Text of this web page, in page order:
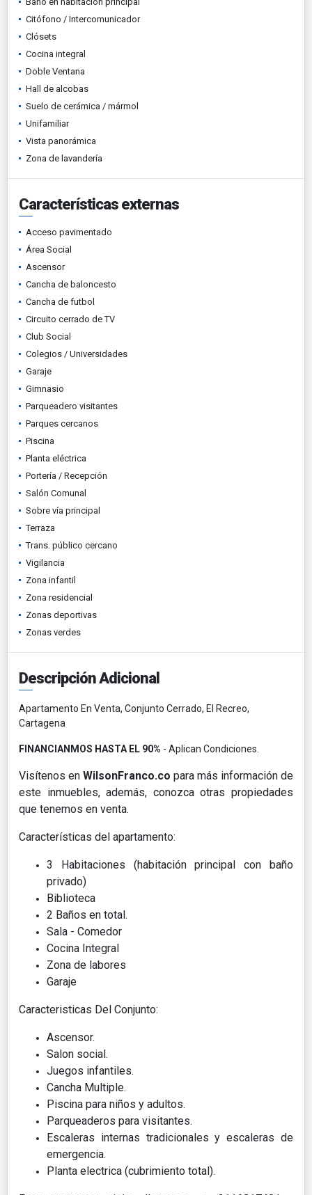
Citófono / Intercomunicador
Clósets
Cocina integral
Doble Ventana
Hall de alcobas
Suelo de cerámica / mármol
Unifamiliar
Vista panorámica
Zona de lavandería
Características externas
Acceso pavimentado
Área Social
Ascensor
Cancha de baloncesto
Cancha de futbol
Circuito cerrado de TV
Club Social
Colegios / Universidades
Garaje
Gimnasio
Parqueadero visitantes
Parques cercanos
Piscina
Planta eléctrica
Portería / Recepción
Salón Comunal
Sobre vía principal
Terraza
Trans. público cercano
Vigilancia
Zona infantil
Zona residencial
Zonas deportivas
Zonas verdes
Descripción Adicional
Apartamento En Venta, Conjunto Cerrado, El Recreo,
Cartagena
FINANCIANMOS HASTA EL 90% - Aplican Condiciones.
Visítenos en WilsonFranco.co para más información de
este inmuebles, además, conozca otras propiedades
que tenemos en venta.
Características del apartamento:
3 Habitaciones (habitación principal con baño
privado)
Biblioteca
2 Baños en total.
Sala - Comedor
Cocina Integral
Zona de labores
Garaje
Caracteristicas Del Conjunto:
Ascensor.
Salon social.
Juegos infantiles.
Cancha Multiple.
Piscina para niños y adultos.
Parqueaderos para visitantes.
Escaleras internas tradicionales y escaleras de
emergencia.
Planta electrica (cubrimiento total).